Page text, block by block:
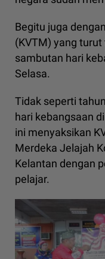
Begitu juga
(KVTM) yang
sambutan hari
Selasa.
Tidak seperti
hari kebangsaan
ini menyaksikan
Merdeka Jelajah
Kelantan dengan
pelajar.